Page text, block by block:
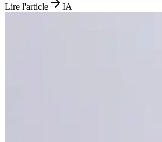
Lire l'article IA